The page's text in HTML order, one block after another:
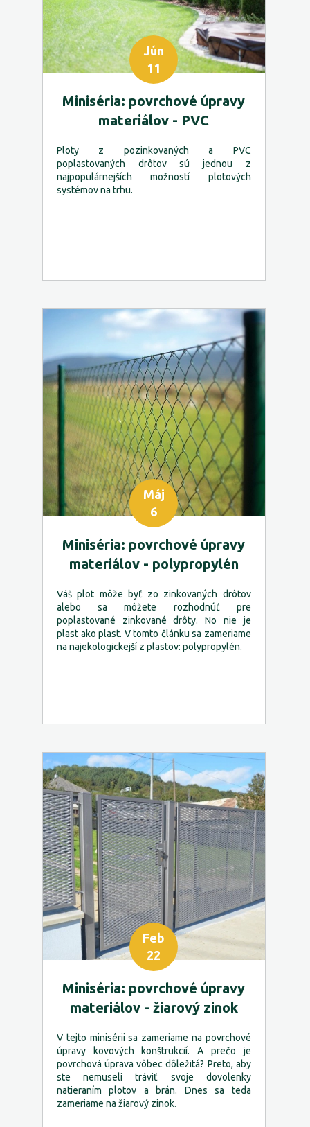
Miniséria: povrchové úpravy
materiálov - PVC
Ploty z pozinkovaných a PVC
poplastovaných drôtov sú jednou z
najpopulárnejších možností plotových
systémov na trhu.
Jún
11
Miniséria: povrchové úpravy
materiálov - polypropylén
Váš plot môže byť zo zinkovaných drôtov
alebo sa môžete rozhodnúť pre
poplastované zinkované drôty. No nie je
plast ako plast. V tomto článku sa zameriame
na najekologickejší z plastov: polypropylén.
Máj
6
Miniséria: povrchové úpravy
materiálov - žiarový zinok
V tejto minisérii sa zameriame na povrchové
úpravy kovových konštrukcií. A prečo je
povrchová úprava vôbec dôležitá? Preto, aby
ste nemuseli tráviť svoje dovolenky
natieraním plotov a brán. Dnes sa teda
zameriame na žiarový zinok.
Feb
22